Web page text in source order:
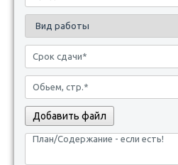
Добавить файл